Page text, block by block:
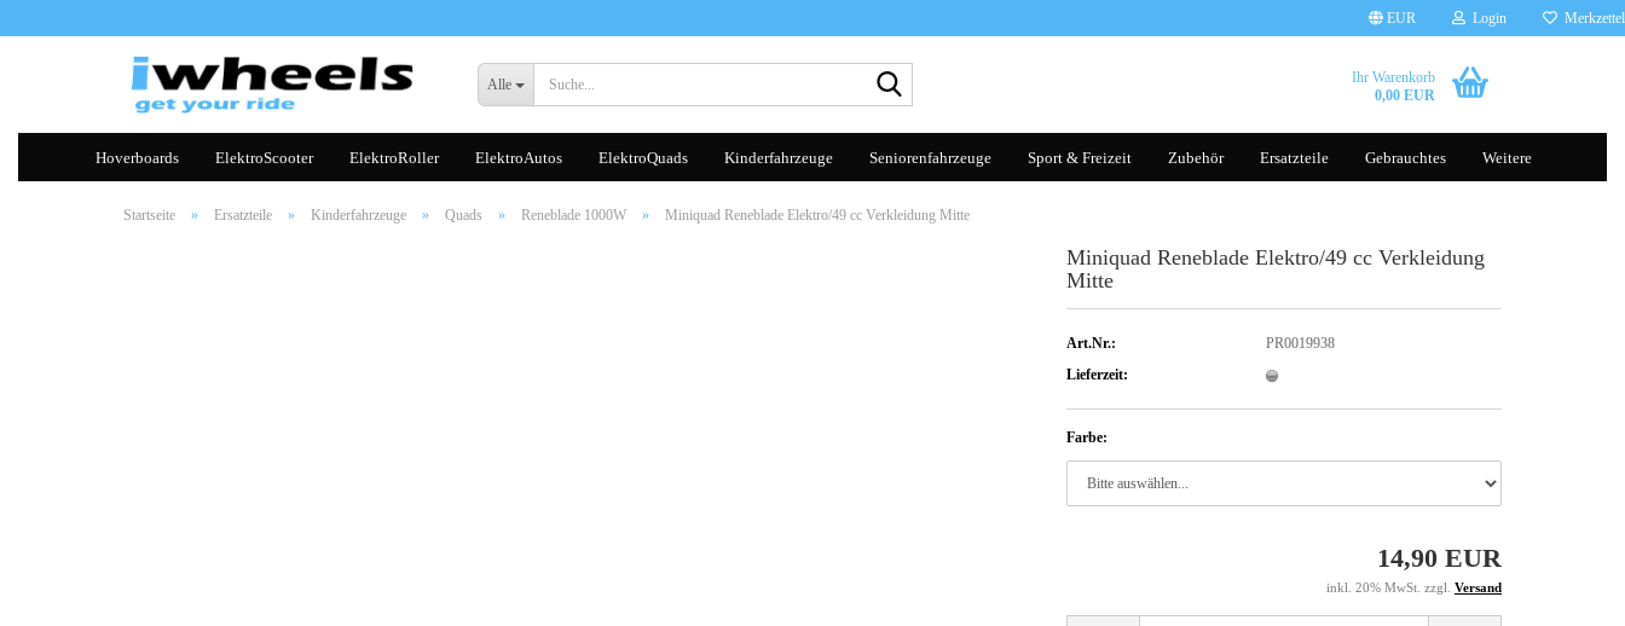
EUR Login Merkzettel
Alle
Ihr Warenkorb
0,00 EUR
Hoverboards ElektroScooter ElektroRoller ElektroAutos ElektroQuads Kinderfahrzeuge Seniorenfahrzeuge Sport & Freizeit Zubehör
Brillen
Helme
Komfort, Schutz & Sicherheit
sonst. Zubehör
Transporttaschen Balance
Silikonhüllen
Ersatzteile
Tauchscooter
Hawk, Hawk 2.0
Gebrauchtes Weitere
Startseite » Ersatzteile » Kinderfahrzeuge » Quads » Reneblade 1000W » Miniquad Reneblade Elektro/49 cc Verkleidung Mitte
Miniquad Reneblade Elektro/49 cc Verkleidung
Mitte
Art.Nr.:
PR0019938
Lieferzeit:
Farbe:
14,90 EUR
inkl. 20% MwSt. zzgl. Versand